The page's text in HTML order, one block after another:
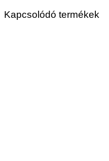
Kapcsolódó termékek